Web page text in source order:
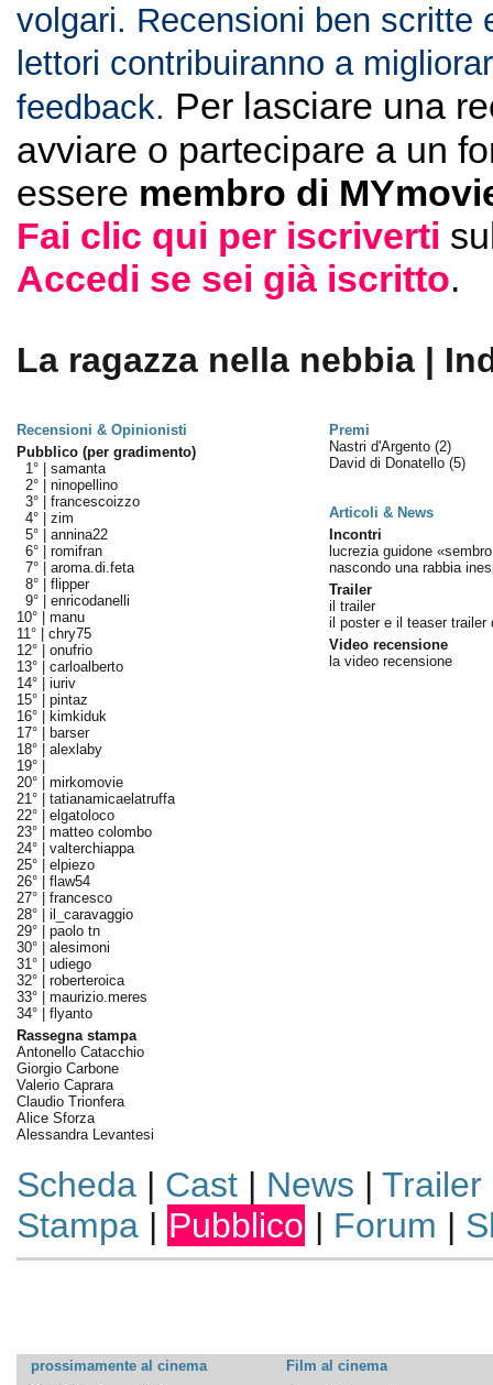
volgari. Recensioni ben scritte
lettori contribuiranno a
feedback. Per lasciare una
avviare o partecipare a un
essere membro di
Fai clic qui per iscriverti
Accedi se sei già iscritto.
La ragazza nella nebbia |
Recensioni & Opinionisti
Premi
Pubblico (per gradimento)
1° | samanta
2° | ninopellino
3° | francescoizzo
4° | zim
5° | annina22
6° | romifran
7° | aroma.di.feta
8° | flipper
9° | enricodanelli
10° | manu
11° | chry75
12° | onufrio
13° | carloalberto
14° | iuriv
15° | pintaz
16° |
kimkiduk
17° |
barser
18° | alexlaby
19° |
20° | mirkomovie
21° | tatianamicaelatruffa
22° | elgatoloco
23° | matteo colombo
24° | valterchiappa
25° | elpiezo
26° | flaw54
27° | francesco
28° | il_caravaggio
29° | paolo tn
30° | alesimoni
31° | udiego
32° | roberteroica
33° | maurizio.meres
34° | flyanto
Rassegna stampa
Antonello Catacchio
Giorgio Carbone
Valerio Caprara
Claudio Trionfera
Alice Sforza
Alessandra Levantesi
Nastri d'Argento (2)
David di Donatello (5)
Articoli & News
Incontri
lucrezia guidone
nascondo una rabbia
Trailer
il trailer
il poster e il teaser trailer
Video recensione
la video recensione
Scheda| Cast| News | Trailer
Stampa| Pubblico | Forum |
prossimamente al cinema
Film al cinema